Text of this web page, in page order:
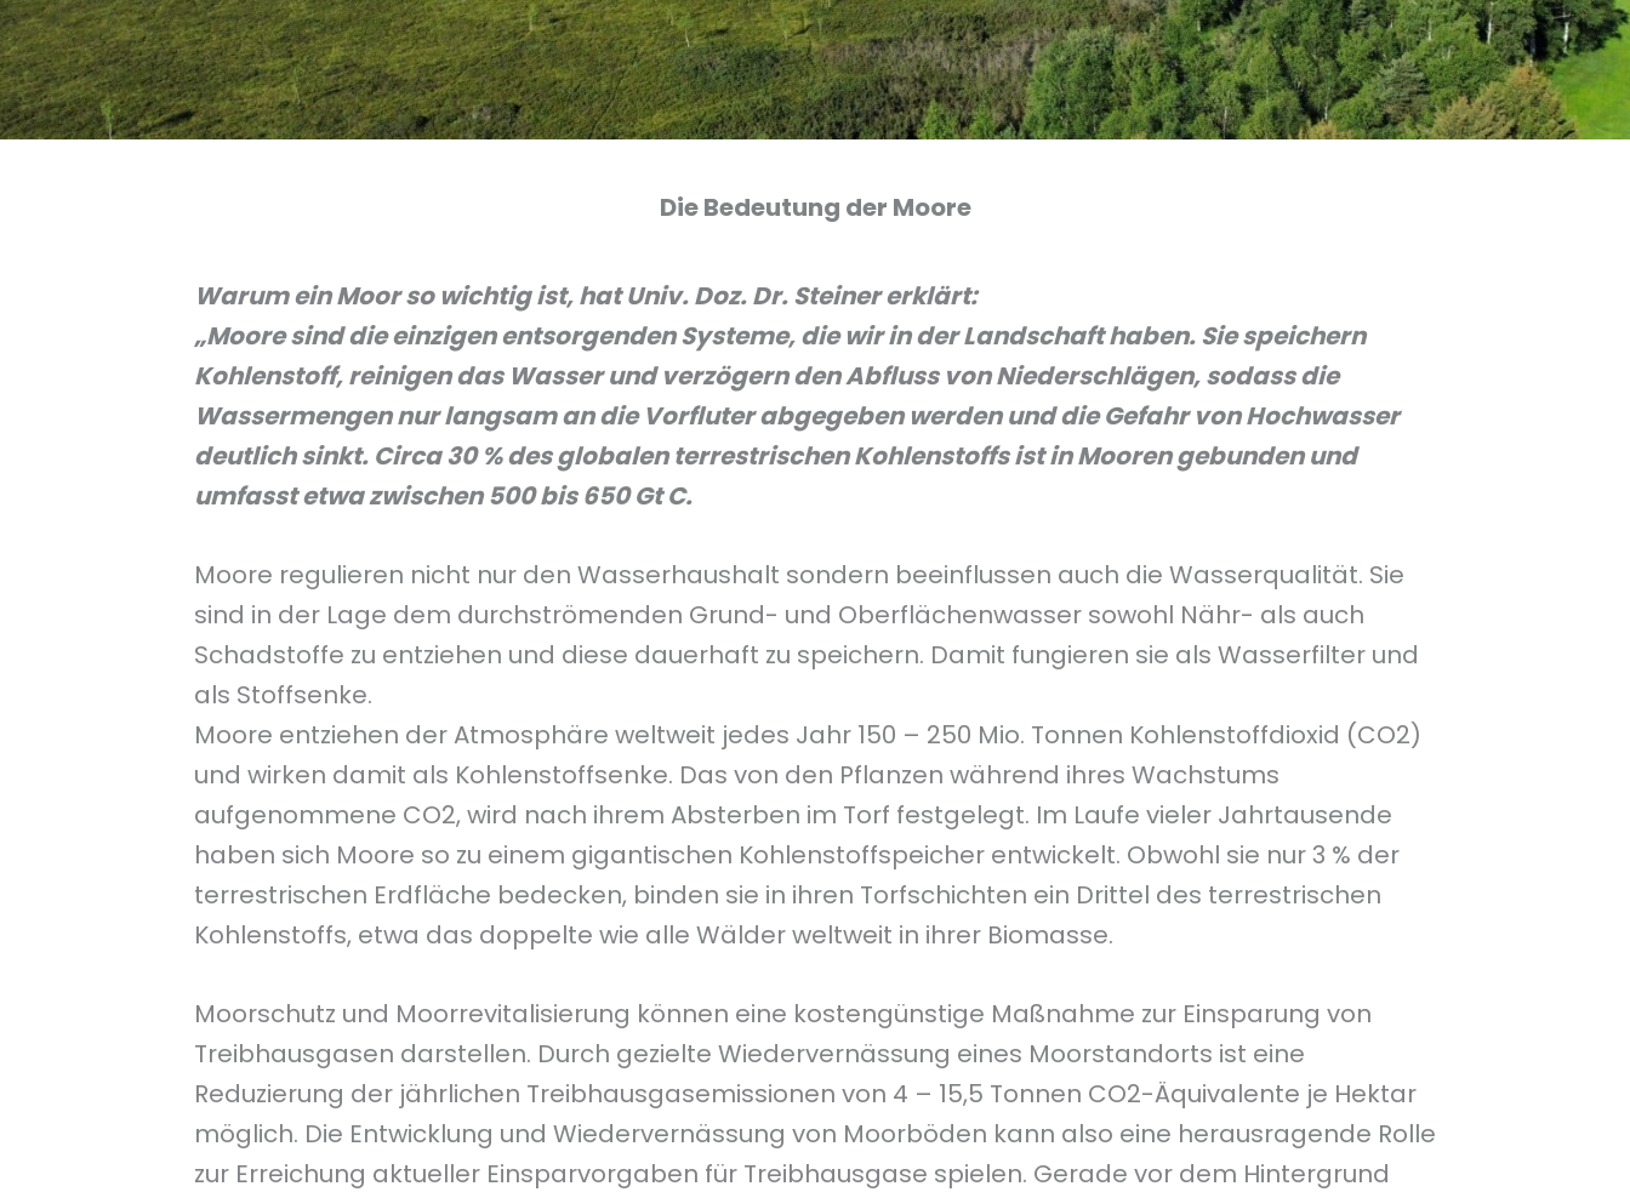
Die Bedeutung der Moore
Warum ein Moor so wichtig ist, hat Univ. Doz. Dr. Steiner erklärt:
„Moore sind die einzigen entsorgenden Systeme, die wir in der Landschaft haben. Sie speichern
Kohlenstoff, reinigen das Wasser und verzögern den Abfluss von Niederschlägen, sodass die
Wassermengen nur langsam an die Vorfluter abgegeben werden und die Gefahr von Hochwasser
deutlich sinkt. Circa 30 % des globalen terrestrischen Kohlenstoffs ist in Mooren gebunden und
umfasst etwa zwischen 500 bis 650 Gt C.
Moore regulieren nicht nur den Wasserhaushalt sondern beeinflussen auch die Wasserqualität. Sie
sind in der Lage dem durchströmenden Grund- und Oberflächenwasser sowohl Nähr- als auch
Schadstoffe zu entziehen und diese dauerhaft zu speichern. Damit fungieren sie als Wasserfilter und
als Stoffsenke.
Moore entziehen der Atmosphäre weltweit jedes Jahr 150 – 250 Mio. Tonnen Kohlenstoffdioxid (CO2)
und wirken damit als Kohlenstoffsenke. Das von den Pflanzen während ihres Wachstums
aufgenommene CO2, wird nach ihrem Absterben im Torf festgelegt. Im Laufe vieler Jahrtausende
haben sich Moore so zu einem gigantischen Kohlenstoffspeicher entwickelt. Obwohl sie nur 3 % der
terrestrischen Erdfläche bedecken, binden sie in ihren Torfschichten ein Drittel des terrestrischen
Kohlenstoffs, etwa das doppelte wie alle Wälder weltweit in ihrer Biomasse.
Moorschutz und Moorrevitalisierung können eine kostengünstige Maßnahme zur Einsparung von
Treibhausgasen darstellen. Durch gezielte Wiedervernässung eines Moorstandorts ist eine
Reduzierung der jährlichen Treibhausgasemissionen von 4 – 15,5 Tonnen CO2-Äquivalente je Hektar
möglich. Die Entwicklung und Wiedervernässung von Moorböden kann also eine herausragende Rolle
zur Erreichung aktueller Einsparvorgaben für Treibhausgase spielen. Gerade vor dem Hintergrund